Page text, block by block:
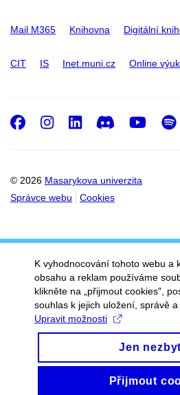
Mail M365 Knihovna Digitální
CIT IS Inet.muni.cz Online
© 2026 Masarykova univerzita
Správce webu
Cookies
Facebook
Instagram
LinkedIn
K vyhodnocování tohoto webu a
obsahu a reklam používáme
klikněte na „přijmout cookies",
souhlas k jejich uložení, správě a
Upravit možnosti
Jen
Přijmout